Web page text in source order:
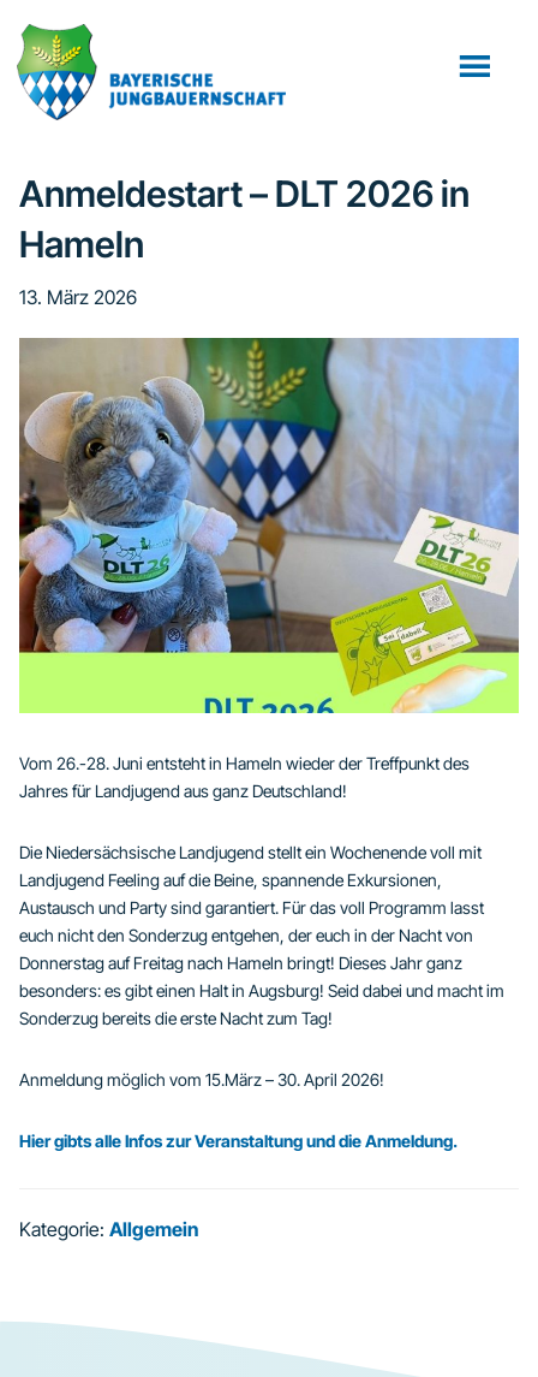
Inhalt
springen
Fußzeile
springen
Anmeldestart – DLT 2026 in
Hameln
13. März 2026
Vom 26.-28. Juni entsteht in Hameln wieder der Treffpunkt des
Jahres für Landjugend aus ganz Deutschland!
Die Niedersächsische Landjugend stellt ein Wochenende voll mit
Landjugend Feeling auf die Beine, spannende Exkursionen,
Austausch und Party sind garantiert. Für das voll Programm lasst
euch nicht den Sonderzug entgehen, der euch in der Nacht von
Donnerstag auf Freitag nach Hameln bringt! Dieses Jahr ganz
besonders: es gibt einen Halt in Augsburg! Seid dabei und macht im
Sonderzug bereits die erste Nacht zum Tag!
Anmeldung möglich vom 15.März – 30. April 2026!
Hier gibts alle Infos zur Veranstaltung und die Anmeldung.
Kategorie: Allgemein